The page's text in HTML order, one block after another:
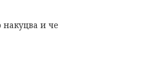
и че